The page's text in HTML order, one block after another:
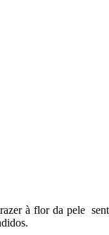
à flor da pele